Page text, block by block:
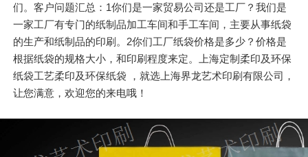
们。客户问题汇总：1你们是一家贸易公司还是工厂？我们是
一家工厂有专门的纸制品加工车间和手工车间，主要从事纸袋
的生产和纸制品的印刷。2你们工厂纸袋价格是多少？价格是
根据纸袋的规格大小，和印刷程度来定。上海定制柔印及环保
纸袋工艺柔印及环保纸袋 ，就选上海界龙艺术印刷有限公司，
让您满意，欢迎您的来电哦！